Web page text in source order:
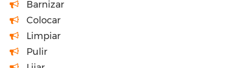
Barnizar
Colocar
Limpiar
Pulir